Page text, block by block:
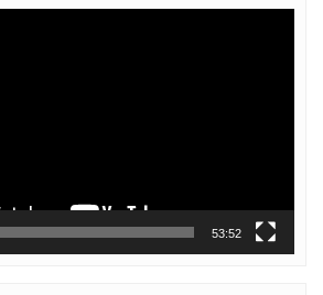
53:52